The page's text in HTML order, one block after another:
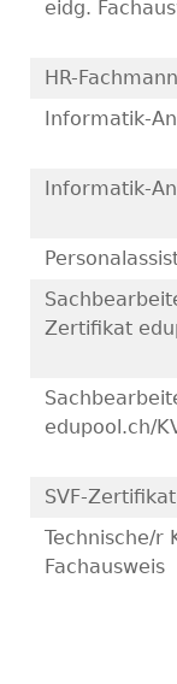
eidg.
HR-
Informatik-
Informatik-
Zertifikat
edupool.ch/
SVF-
Technische/r
Fachausweis